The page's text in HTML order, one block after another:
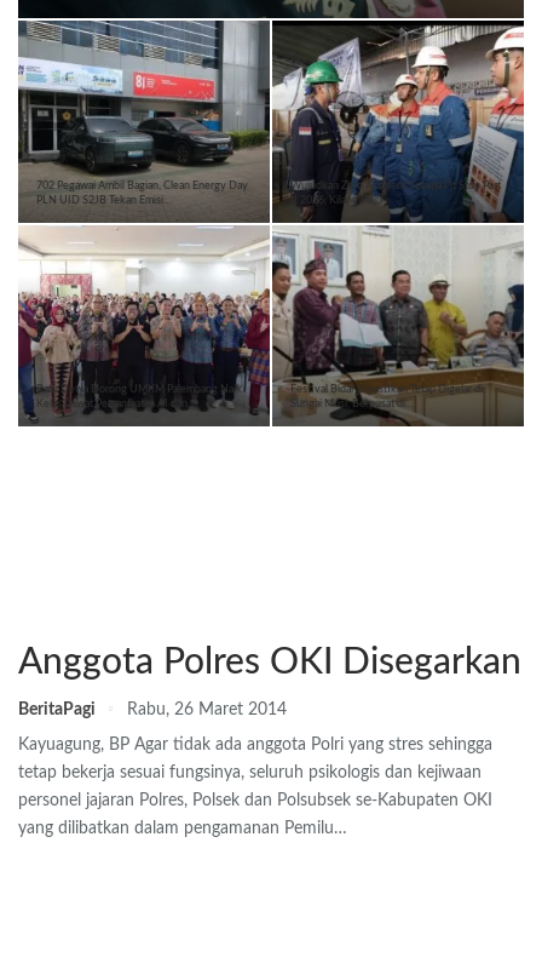
702 Pegawai Ambil Bagian, Clean Energy Day
PLN UID S2JB Tekan Emisi…
Wujudkan Zero Accident Selama Pit Stop Part
II 2026, Kilang Plaju…
Ratu Dewa Dorong UMKM Palembang Naik
Kelas Lewat Pemanfaatan AI dan…
Festival Bidar Dipastikan Tetap Digelar di
Sungai Musi, Berpusat di…
Anggota Polres OKI Disegarkan
BeritaPagi Rabu, 26 Maret 2014
Kayuagung, BP Agar tidak ada anggota Polri yang stres sehingga
tetap bekerja sesuai fungsinya, seluruh psikologis dan kejiwaan
personel jajaran Polres, Polsek dan Polsubsek se-Kabupaten OKI
yang dilibatkan dalam pengamanan Pemilu…